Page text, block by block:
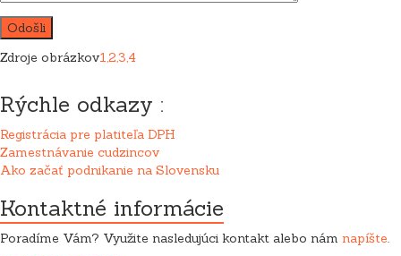
Zdroje obrázkov1,2,3,4
Rýchle odkazy :
Registrácia pre platiteľa DPH
Zamestnávanie cudzincov
Ako začať podnikanie na Slovensku
Kontaktné informácie
Poradíme Vám? Využite nasledujúci kontakt alebo nám napíšte.